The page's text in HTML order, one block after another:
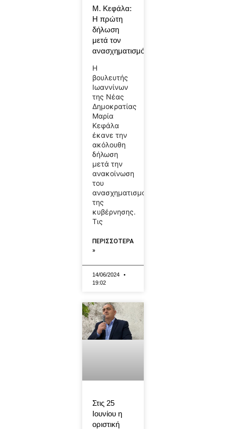
Μ. Κεφάλα:
Η πρώτη
δήλωση
μετά τον
ανασχηματισμό
Η
βουλευτής
Ιωαννίνων
της Νέας
Δημοκρατίας
Μαρία
Κεφάλα
έκανε την
ακόλουθη
δήλωση
μετά την
ανακοίνωση
του
ανασχηματισμού
της
κυβέρνησης.
Τις
ΠΕΡΙΣΣΟΤΕΡΑ
»
14/06/2024
19:02
Στις 25
Ιουνίου η
οριστική